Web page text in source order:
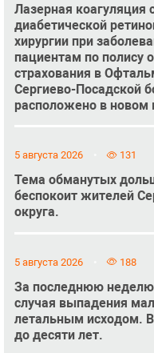
Лазерная коагуляция
диабетической
хирургии при
пациентам по полису
страхования в
Сергиево-Посадской
расположено в новом
5 августа 2026 131
Тема обманутых
беспокоит жителей
округа.
5 августа 2026 188
За последнюю
случая выпадения
летальным исходом.
до десяти лет.